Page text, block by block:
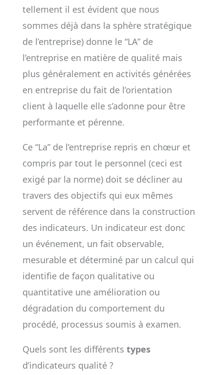
tellement il est évident que nous
sommes déjà dans la sphère stratégique
de l’entreprise) donne le “LA” de
l’entreprise en matière de qualité mais
plus généralement en activités générées
en entreprise du fait de l’orientation
client à laquelle elle s’adonne pour être
performante et pérenne.
Ce “La” de l’entreprise repris en chœur et
compris par tout le personnel (ceci est
exigé par la norme) doit se décliner au
travers des objectifs qui eux mêmes
servent de référence dans la construction
des indicateurs. Un indicateur est donc
un événement, un fait observable,
mesurable et déterminé par un calcul qui
identifie de façon qualitative ou
quantitative une amélioration ou
dégradation du comportement du
procédé, processus soumis à examen.
Quels sont les différents types
d’indicateurs qualité ?